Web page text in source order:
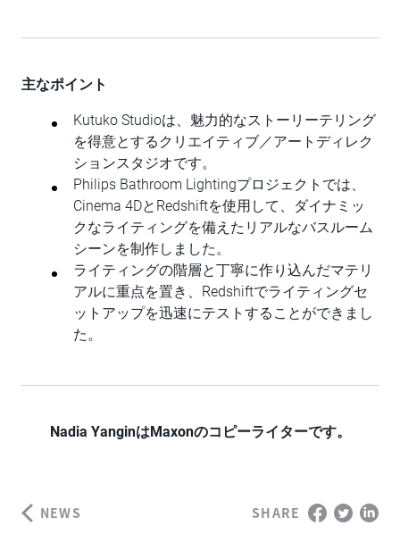
主なポイント
Kutuko Studioは、魅力的なストーリーテリング
を得意とするクリエイティブ／アートディレク
ションスタジオです。
Philips Bathroom Lightingプロジェクトでは、
Cinema 4DとRedshiftを使用して、ダイナミッ
クなライティングを備えたリアルなバスルーム
シーンを制作しました。
ライティングの階層と丁寧に作り込んだマテリ
アルに重点を置き、Redshiftでライティングセ
ットアップを迅速にテストすることができまし
た。
Nadia YanginはMaxonのコピーライターです。
NEWS SHARE